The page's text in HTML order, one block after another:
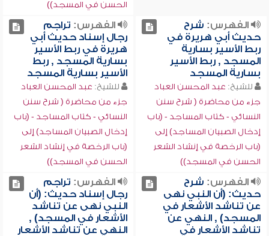
الحسن في المسجد))
الفهرس: شرح
حديث أبي هريرة في
ربط الأسير بسارية
المسجد , ربط الأسير
بسارية المسجد
للشيخ: عبد المحسن العباد
جزء من محاضرة ( شرح سنن
النسائي - كتاب المساجد - (باب
إدخال الصبيان المساجد) إلى
(باب الرخصة في إنشاد الشعر
الحسن في المسجد))
الفهرس: تراجم
رجال إسناد حديث أبي
هريرة في ربط الأسير
بسارية المسجد , ربط
الأسير بسارية المسجد
للشيخ: عبد المحسن العباد
جزء من محاضرة ( شرح سنن
النسائي - كتاب المساجد - (باب
إدخال الصبيان المساجد) إلى
(باب الرخصة في إنشاد الشعر
الحسن في المسجد))
الفهرس: شرح
حديث: (أن النبي نهى
عن تناشد الأشعار في
المسجد) , النهي عن
تناشد الأشعار في
الفهرس: تراجم
رجال إسناد حديث: (أن
النبي نهى عن تناشد
الأشعار في المسجد) ,
النهي عن تناشد الأشعار